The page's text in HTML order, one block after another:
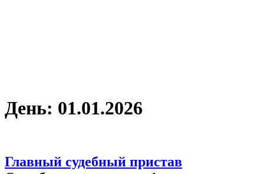
День: 01.01.2026
Главный судебный пристав